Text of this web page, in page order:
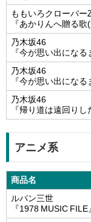
ももいろクローバー
『あかりんへ贈る歌(
乃木坂46
『今が思い出になる
乃木坂46
『今が思い出になる
乃木坂46
『帰り道は遠回りし
アニメ系
商品名
ルパン三世
『1978 MUSIC FILE